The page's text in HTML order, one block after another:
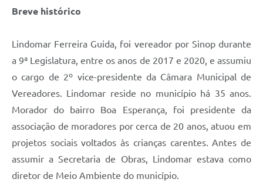
Breve histórico
Lindomar Ferreira Guida, foi vereador por Sinop durante
a 9ª Legislatura, entre os anos de 2017 e 2020, e assumiu
o cargo de 2º vice-presidente da Câmara Municipal de
Vereadores. Lindomar reside no município há 35 anos.
Morador do bairro Boa Esperança, foi presidente da
associação de moradores por cerca de 20 anos, atuou em
projetos sociais voltados às crianças carentes. Antes de
assumir a Secretaria de Obras, Lindomar estava como
diretor de Meio Ambiente do município.